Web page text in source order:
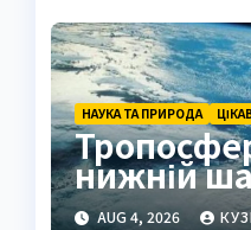
НАУКА ТА ПРИРОДА
нижній
AUG 4, 2026